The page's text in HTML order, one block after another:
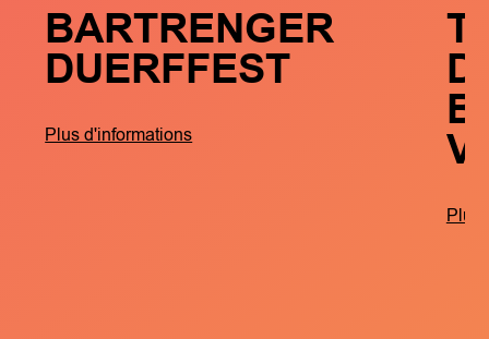
BARTRENGER
DUERFFEST
Plus d'informations
Plus